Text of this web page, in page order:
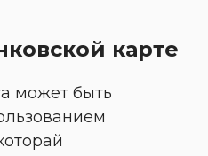
карте
может быть